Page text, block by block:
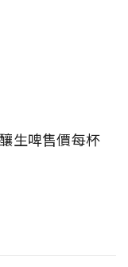
生啤售價每杯